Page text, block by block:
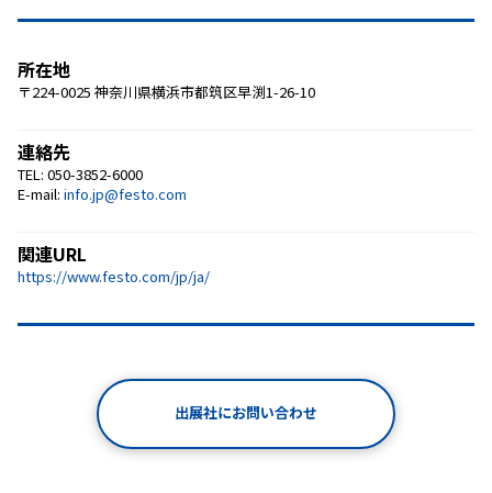
所在地
〒224-0025 神奈川県横浜市都筑区早渕1-26-10
連絡先
TEL: 050-3852-6000
E-mail: info.jp@festo.com
関連URL
https://www.festo.com/jp/ja/
出展社にお問い合わせ